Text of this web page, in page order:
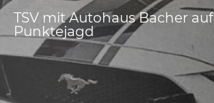
TSV mit Autohaus Bacher auf
Punktejagd